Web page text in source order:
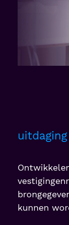
uitdaging
kunnen